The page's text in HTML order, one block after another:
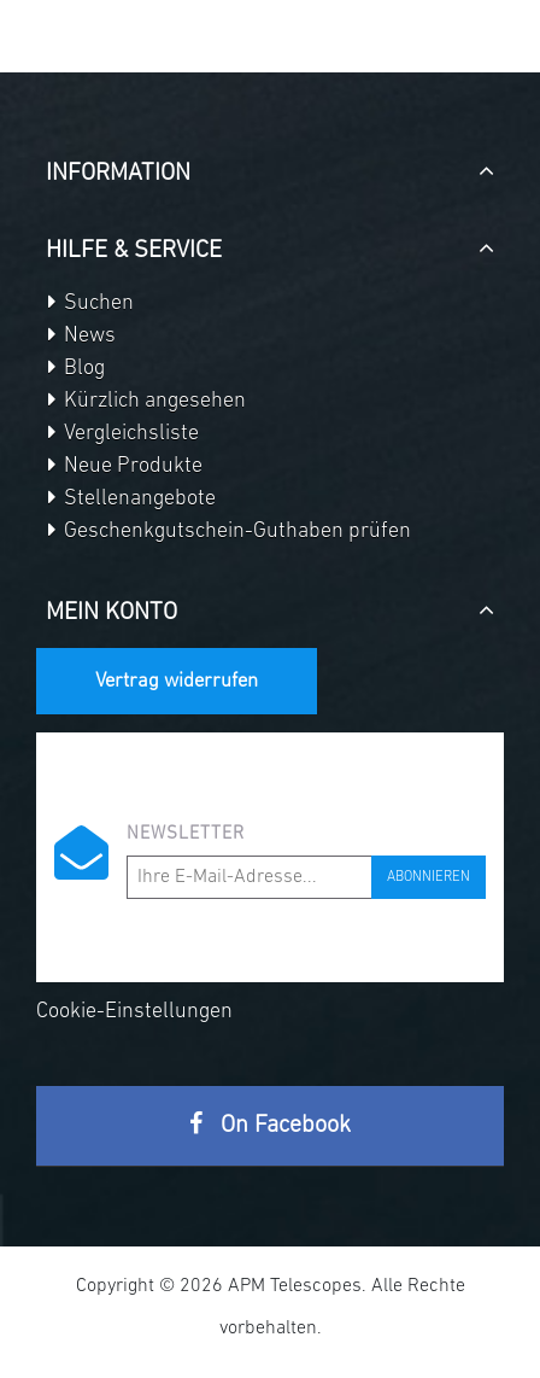
INFORMATION
HILFE & SERVICE
Suchen
News
Blog
Kürzlich angesehen
Vergleichsliste
Neue Produkte
Stellenangebote
Geschenkgutschein-Guthaben prüfen
MEIN KONTO
Vertrag widerrufen
NEWSLETTER
ABONNIEREN
Cookie-Einstellungen
On Facebook
Copyright © 2026 APM Telescopes. Alle Rechte
vorbehalten.